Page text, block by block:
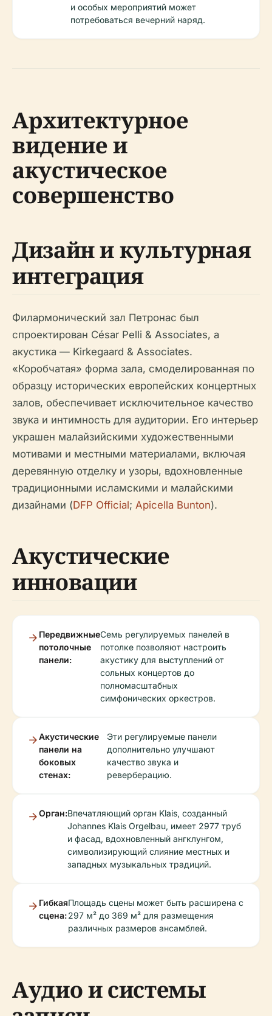
и особых мероприятий может
потребоваться вечерний наряд.
Архитектурное
видение и
акустическое
совершенство
Дизайн и культурная
интеграция
Филармонический зал Петронас был
спроектирован César Pelli & Associates, а
акустика — Kirkegaard & Associates.
«Коробчатая» форма зала, смоделированная по
образцу исторических европейских концертных
залов, обеспечивает исключительное качество
звука и интимность для аудитории. Его интерьер
украшен малайзийскими художественными
мотивами и местными материалами, включая
деревянную отделку и узоры, вдохновленные
традиционными исламскими и малайскими
дизайнами (DFP Official; Apicella Bunton).
Акустические
инновации
Передвижные
потолочные
панели:
Семь регулируемых панелей в
потолке позволяют настроить
акустику для выступлений от
сольных концертов до
полномасштабных
симфонических оркестров.
Акустические
панели на
боковых
стенах:
Эти регулируемые панели
дополнительно улучшают
качество звука и
реверберацию.
Орган:Впечатляющий орган Klais, созданный
Johannes Klais Orgelbau, имеет 2977 труб
и фасад, вдохновленный ангклунгом,
символизирующий слияние местных и
западных музыкальных традиций.
Гибкая
сцена:
Площадь сцены может быть расширена с
297 м² до 369 м² для размещения
различных размеров ансамблей.
Аудио и системы